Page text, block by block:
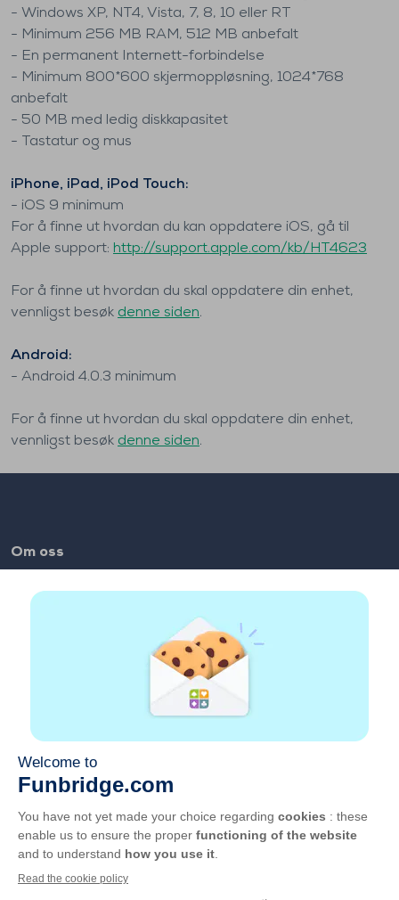
- Windows XP, NT4, Vista, 7, 8, 10 eller RT
- Minimum 256 MB RAM, 512 MB anbefalt
- En permanent Internett-forbindelse
- Minimum 800*600 skjermoppløsning, 1024*768
anbefalt
- 50 MB med ledig diskkapasitet
- Tastatur og mus
iPhone, iPad, iPod Touch:
- iOS 9 minimum
For å finne ut hvordan du kan oppdatere iOS, gå til
Apple support: http://support.apple.com/kb/HT4623
For å finne ut hvordan du skal oppdatere din enhet,
vennligst besøk denne siden.
Android:
- Android 4.0.3 minimum
For å finne ut hvordan du skal oppdatere din enhet,
vennligst besøk denne siden.
Om oss
Jobber
GCU
Personvern
Administrer cookies